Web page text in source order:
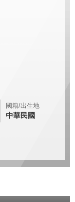
國籍/出生地
中華民國